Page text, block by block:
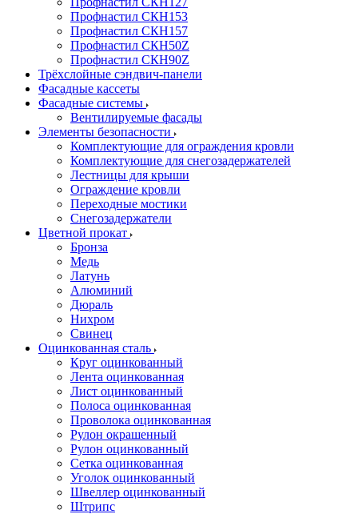
Профнастил СКН153
Профнастил СКН157
Профнастил СКН50Z
Профнастил СКН90Z
Трёхслойные сэндвич-панели
Фасадные кассеты
Фасадные системы
Вентилируемые фасады
Элементы безопасности
Комплектующие для ограждения кровли
Комплектующие для снегозадержателей
Лестницы для крыши
Ограждение кровли
Переходные мостики
Снегозадержатели
Цветной прокат
Бронза
Медь
Латунь
Алюминий
Дюраль
Нихром
Свинец
Оцинкованная сталь
Круг оцинкованный
Лента оцинкованная
Лист оцинкованный
Полоса оцинкованная
Проволока оцинкованная
Рулон окрашенный
Рулон оцинкованный
Сетка оцинкованная
Уголок оцинкованный
Швеллер оцинкованный
Штрипс